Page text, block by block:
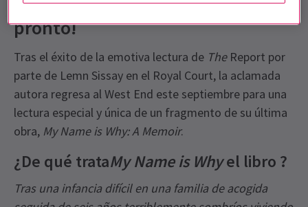
Theatreentradas a la venta
pronto!
Tras el éxito de la emotiva lectura de The Report por
parte de Lemn Sissay en el Royal Court, la aclamada
autora regresa al West End este septiembre para una
lectura especial y única de un fragmento de su última
obra, My Name is Why: A Memoir.
¿De qué trataMy Name is Whyel libro ?
Tras una infancia difícil en una familia de acogida